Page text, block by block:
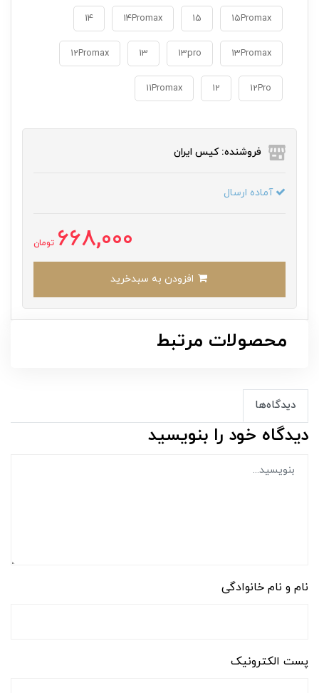
15Promax
15
14Promax
14
13Promax
13pro
13
12Promax
12Pro
12
11Promax
فروشنده: کیس ایران
آماده ارسال
668,000 تومان
محصولات مرتبط
دیدگاه‌ها
دیدگاه خود را بنویسید
نام و نام خانوادگی
پست الکترونیک